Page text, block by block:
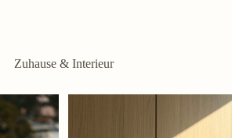
Zuhause & Interieur